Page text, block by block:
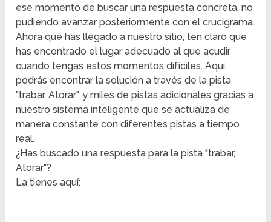
ese momento de buscar una respuesta concreta, no
pudiendo avanzar posteriormente con el crucigrama.
Ahora que has llegado a nuestro sitio, ten claro que
has encontrado el lugar adecuado al que acudir
cuando tengas estos momentos difíciles. Aquí,
podrás encontrar la solución a través de la pista
"trabar, Atorar", y miles de pistas adicionales gracias a
nuestro sistema inteligente que se actualiza de
manera constante con diferentes pistas a tiempo
real.
¿Has buscado una respuesta para la pista "trabar,
Atorar"?
La tienes aquí: